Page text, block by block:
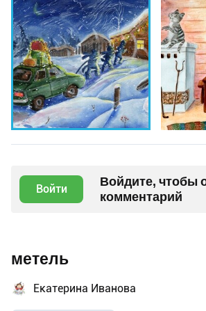
Войти
Войдите, чтобы
комментарий
метель
Екатерина Иванова